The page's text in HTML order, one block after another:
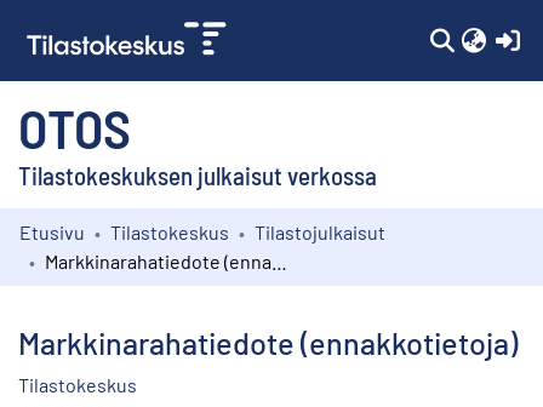
OTOS
Tilastokeskuksen julkaisut verkossa
Kokoelmat
Etusivu Tilastokeskus
Tilastojulkaisut
Markkinarahatiedote (ennakkotietoja)
Tilastokeskus